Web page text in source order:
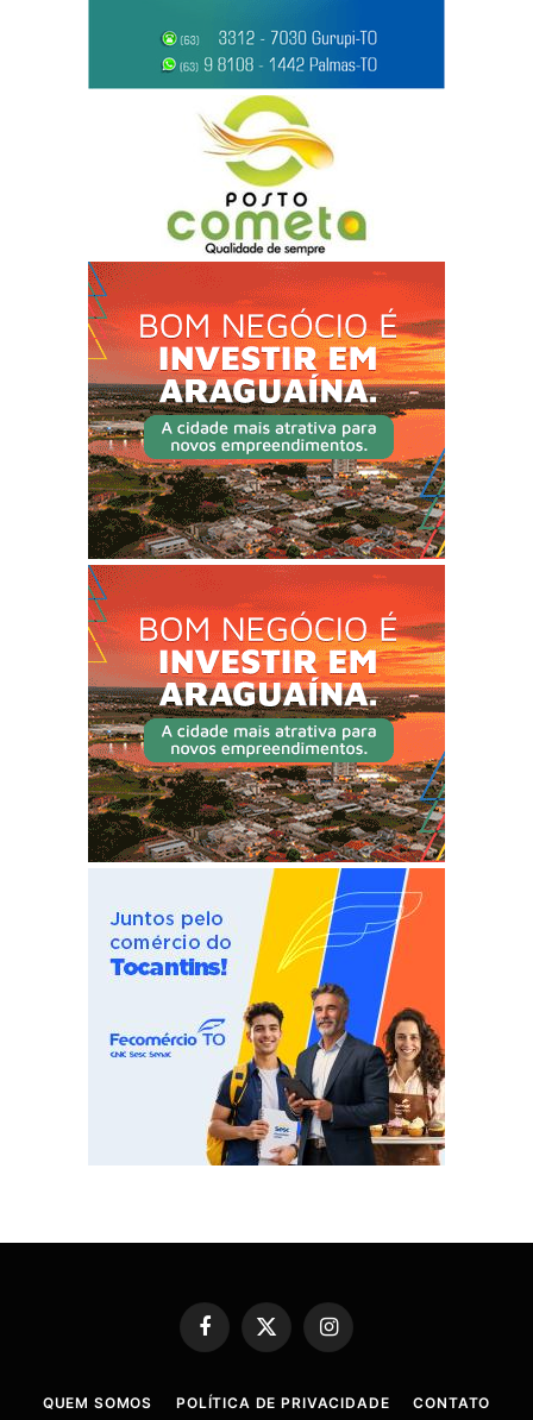
Facebook
X
(Twitter)
Instagram
QUEM SOMOS POLÍTICA DE PRIVACIDADE CONTATO